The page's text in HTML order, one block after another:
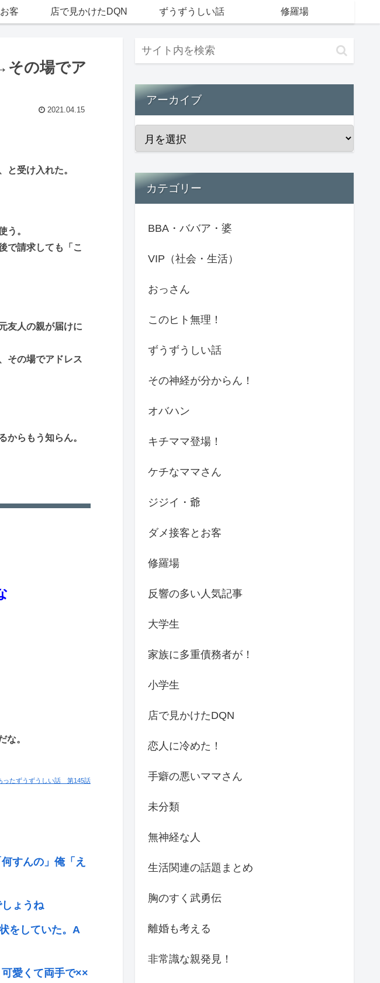
客 店で見かけたDQN ずうずうしい話 修羅場
その場でア
2021.04.15
と受け入れた。
う。
で請求しても「こ
友人の親が届けに
その場でアドレス
からもう知らん。
な。
ったずうずうしい話 第145話
すんの」俺「え
ょうね
をしていた。A
愛くて両手で××
アーカイブ
カテゴリー
BBA・ババア・婆
VIP（社会・生活）
おっさん
このヒト無理！
ずうずうしい話
その神経が分からん！
オバハン
キチママ登場！
ケチなママさん
ジジイ・爺
ダメ接客とお客
修羅場
反響の多い人気記事
大学生
家族に多重債務者が！
小学生
店で見かけたDQN
恋人に冷めた！
手癖の悪いママさん
未分類
無神経な人
生活関連の話題まとめ
胸のすく武勇伝
離婚も考える
非常識な親発見！